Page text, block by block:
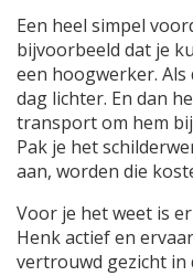
Een heel simpel
bijvoorbeeld dat je
een hoogwerker. Als
dag lichter. En dan
transport om hem
Pak je het
aan, worden die
Voor je het weet is
Henk actief en
vertrouwd gezicht in